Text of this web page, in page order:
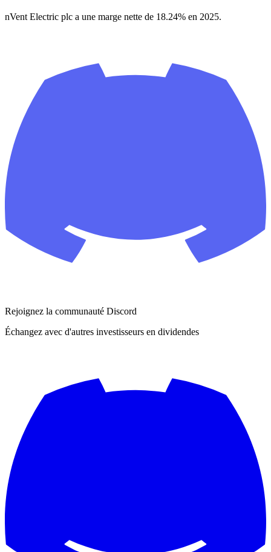
nVent Electric plc a une marge nette de 18.24% en 2025.
Rejoignez la communauté Discord
Échangez avec d'autres investisseurs en dividendes